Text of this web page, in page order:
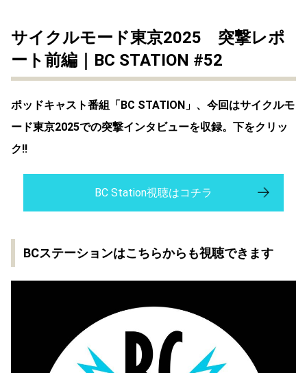
サイクルモード東京2025 突撃レポ
ート前編｜BC STATION #52
ポッドキャスト番組「BC STATION」、今回はサイクルモ
ード東京2025での突撃インタビューを収録。下をクリッ
ク!!
BC Station視聴はコチラ
BCステーションはこちらからも視聴できます